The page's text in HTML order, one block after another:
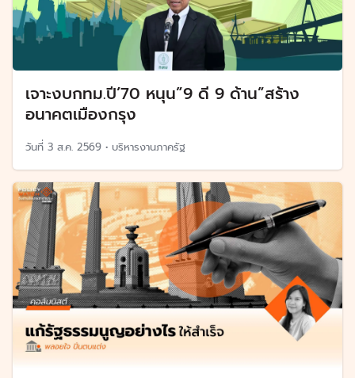
เจาะงบกทม.ปี’70 หนุน”9 ดี 9 ด้าน”สร้าง
อนาคตเมืองกรุง
วันที่ 3 ส.ค. 2569 • บริหารงานภาครัฐ